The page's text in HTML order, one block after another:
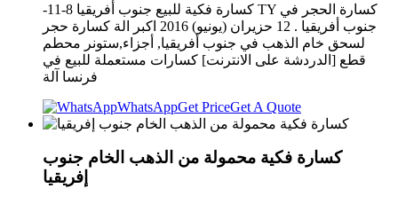
-11-8 كسارة فكية للبيع جنوب أفريقيا TY كسارة الحجر في
جنوب أفريقيا . 12 حزيران (يونيو) 2016 اكبر الة كسارة حجر
لسحق خام الذهب في جنوب أفريقيا, أجزاء,ستونر محطم
قطع [الدردشة على الانترنت] كسارات مستعملة للبيع في
فرنسا آلة
WhatsAppGet PriceGet A Quote
كسارة فكية محمولة من الذهب الخام جنوب
إفريقيا